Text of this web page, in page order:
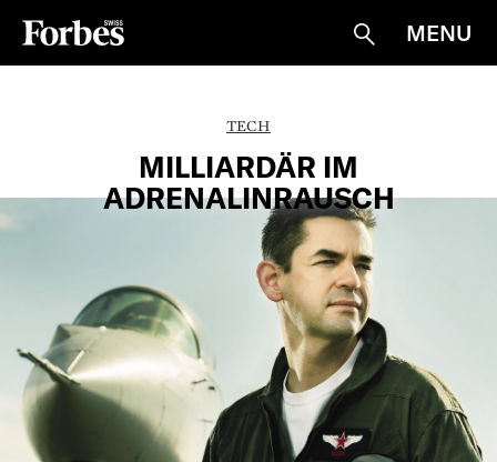
Suche
MENU
TECH
MILLIARDÄR IM
ADRENALINRAUSCH